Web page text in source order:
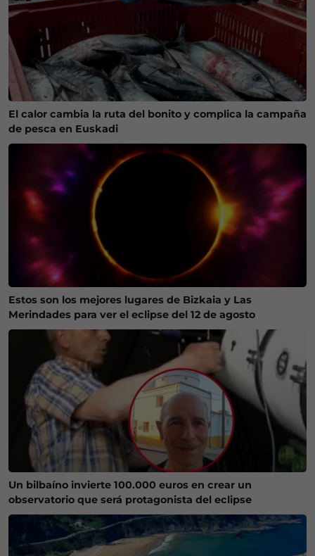
El calor cambia la ruta del bonito y complica la campaña
de pesca en Euskadi
Estos son los mejores lugares de Bizkaia y Las
Merindades para ver el eclipse del 12 de agosto
Un bilbaíno invierte 100.000 euros en crear un
observatorio que será protagonista del eclipse